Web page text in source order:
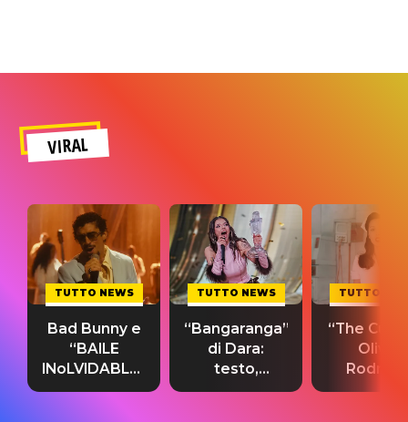
VIRAL
TUTTO NEWS
Bad Bunny e
“BAILE
INoLVIDABLE”:
testo,
TUTTO NEWS
“Bangaranga”
di Dara:
testo,
traduzione e
TUTTO
“The
Olivia
testo,